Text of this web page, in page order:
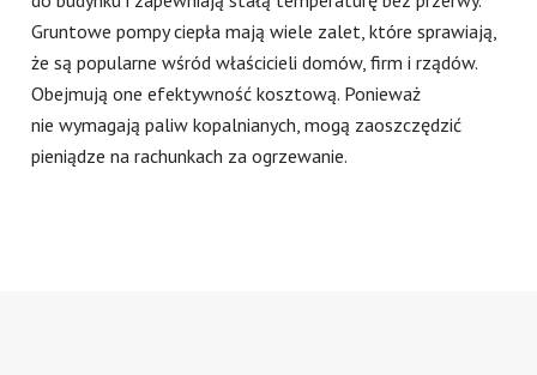
Gruntowe pompy ciepła mają wiele zalet, które sprawiają,
że są popularne wśród właścicieli domów, firm i rządów.
Obejmują one efektywność kosztową. Ponieważ
nie wymagają paliw kopalnianych, mogą zaoszczędzić
pieniądze na rachunkach za ogrzewanie.